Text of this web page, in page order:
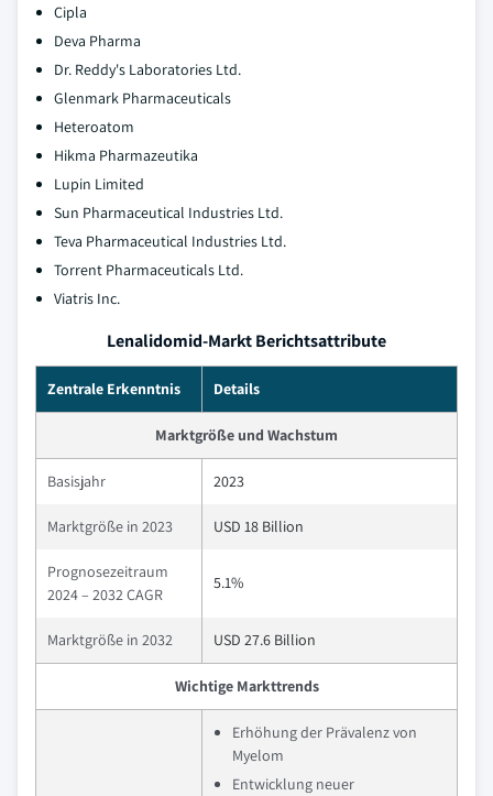
Cipla
Deva Pharma
Dr. Reddy's Laboratories Ltd.
Glenmark Pharmaceuticals
Heteroatom
Hikma Pharmazeutika
Lupin Limited
Sun Pharmaceutical Industries Ltd.
Teva Pharmaceutical Industries Ltd.
Torrent Pharmaceuticals Ltd.
Viatris Inc.
Lenalidomid-Markt Berichtsattribute
Zentrale Erkenntnis Details
Marktgröße und Wachstum
Basisjahr 2023
Marktgröße in 2023 USD 18 Billion
Prognosezeitraum
2024 – 2032 CAGR
5.1%
Marktgröße in 2032 USD 27.6 Billion
Wichtige Markttrends
Erhöhung der Prävalenz von
Myelom
Entwicklung neuer